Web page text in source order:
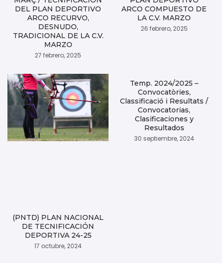
DEL PLAN DEPORTIVO
ARCO RECURVO,
DESNUDO,
TRADICIONAL DE LA C.V.
MARZO
27 febrero, 2025
ARCO COMPUESTO DE
LA C.V. MARZO
26 febrero, 2025
(PNTD) PLAN NACIONAL
DE TECNIFICACIÓN
DEPORTIVA 24-25
17 octubre, 2024
Temp. 2024/2025 –
Convocatòries,
Classificació i Resultats /
Convocatorias,
Clasificaciones y
Resultados
30 septiembre, 2024